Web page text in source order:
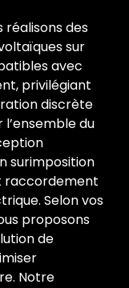
réalisons des
sur
avec
privilégiant
discrète
l’ensemble du
surimposition
raccordement
Selon vos
proposons
de
Notre